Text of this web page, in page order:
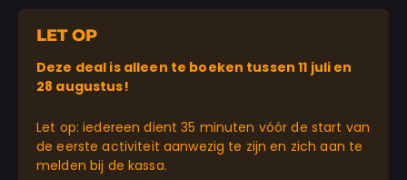
LET OP
Deze deal is alleen te boeken tussen 11 juli en
28 augustus!
Let op: iedereen dient 35 minuten vóór de start van
de eerste activiteit aanwezig te zijn en zich aan te
melden bij de kassa.